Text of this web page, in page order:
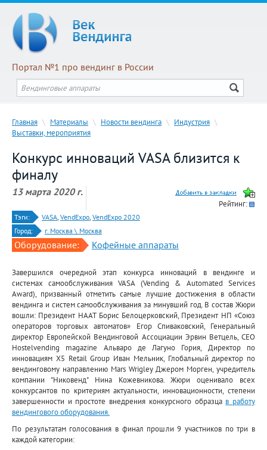
Портал №1 про вендинг в России
Главная \ Материалы \ Новости вендинга \ Индустрия \
Выставки, мероприятия
Конкурс инноваций VASA близится к
финалу
13 марта 2020 г.
Рейтинг:
Тэги: VASA, VendExpo, VendExpo 2020
Город:
г. Москва \ Москва
Оборудование: Кофейные аппараты
Завершился очередной этап конкурса инноваций в вендинге и
системах самообслуживания VASA (Vending & Automated Services
Award), призванный отметить самые лучшие достижения в области
вендинга и систем самообслуживания за минувший год. В состав Жюри
вошли: Президент НААТ Борис Белоцерковский, Президент НП «Союз
операторов торговых автоматов» Егор Спиваковский, Генеральный
директор Европейской Вендинговой Ассоциации Эрвин Ветцель, CEO
Hostelvending magazine Альваро де Лагуно Гория, Директор по
инновациям X5 Retail Group Иван Мельник, Глобальный директор по
вендинговому направлению Mars Wrigley Джером Морген, учредитель
компании "Никовенд" Нина Кожевникова. Жюри оценивало всех
конкурсантов по критериям актуальности, инновационности, степени
завершенности и простоте внедрения конкурсного образца в работу
вендингового оборудования.
По результатам голосования в финал прошли 9 участников по три в
каждой категории: